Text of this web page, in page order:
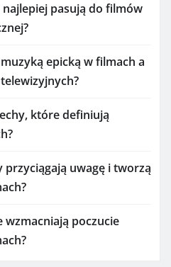
najlepiej pasują do filmów
epicką w filmach a
które definiują
przyciągają uwagę i tworzą
wzmacniają poczucie